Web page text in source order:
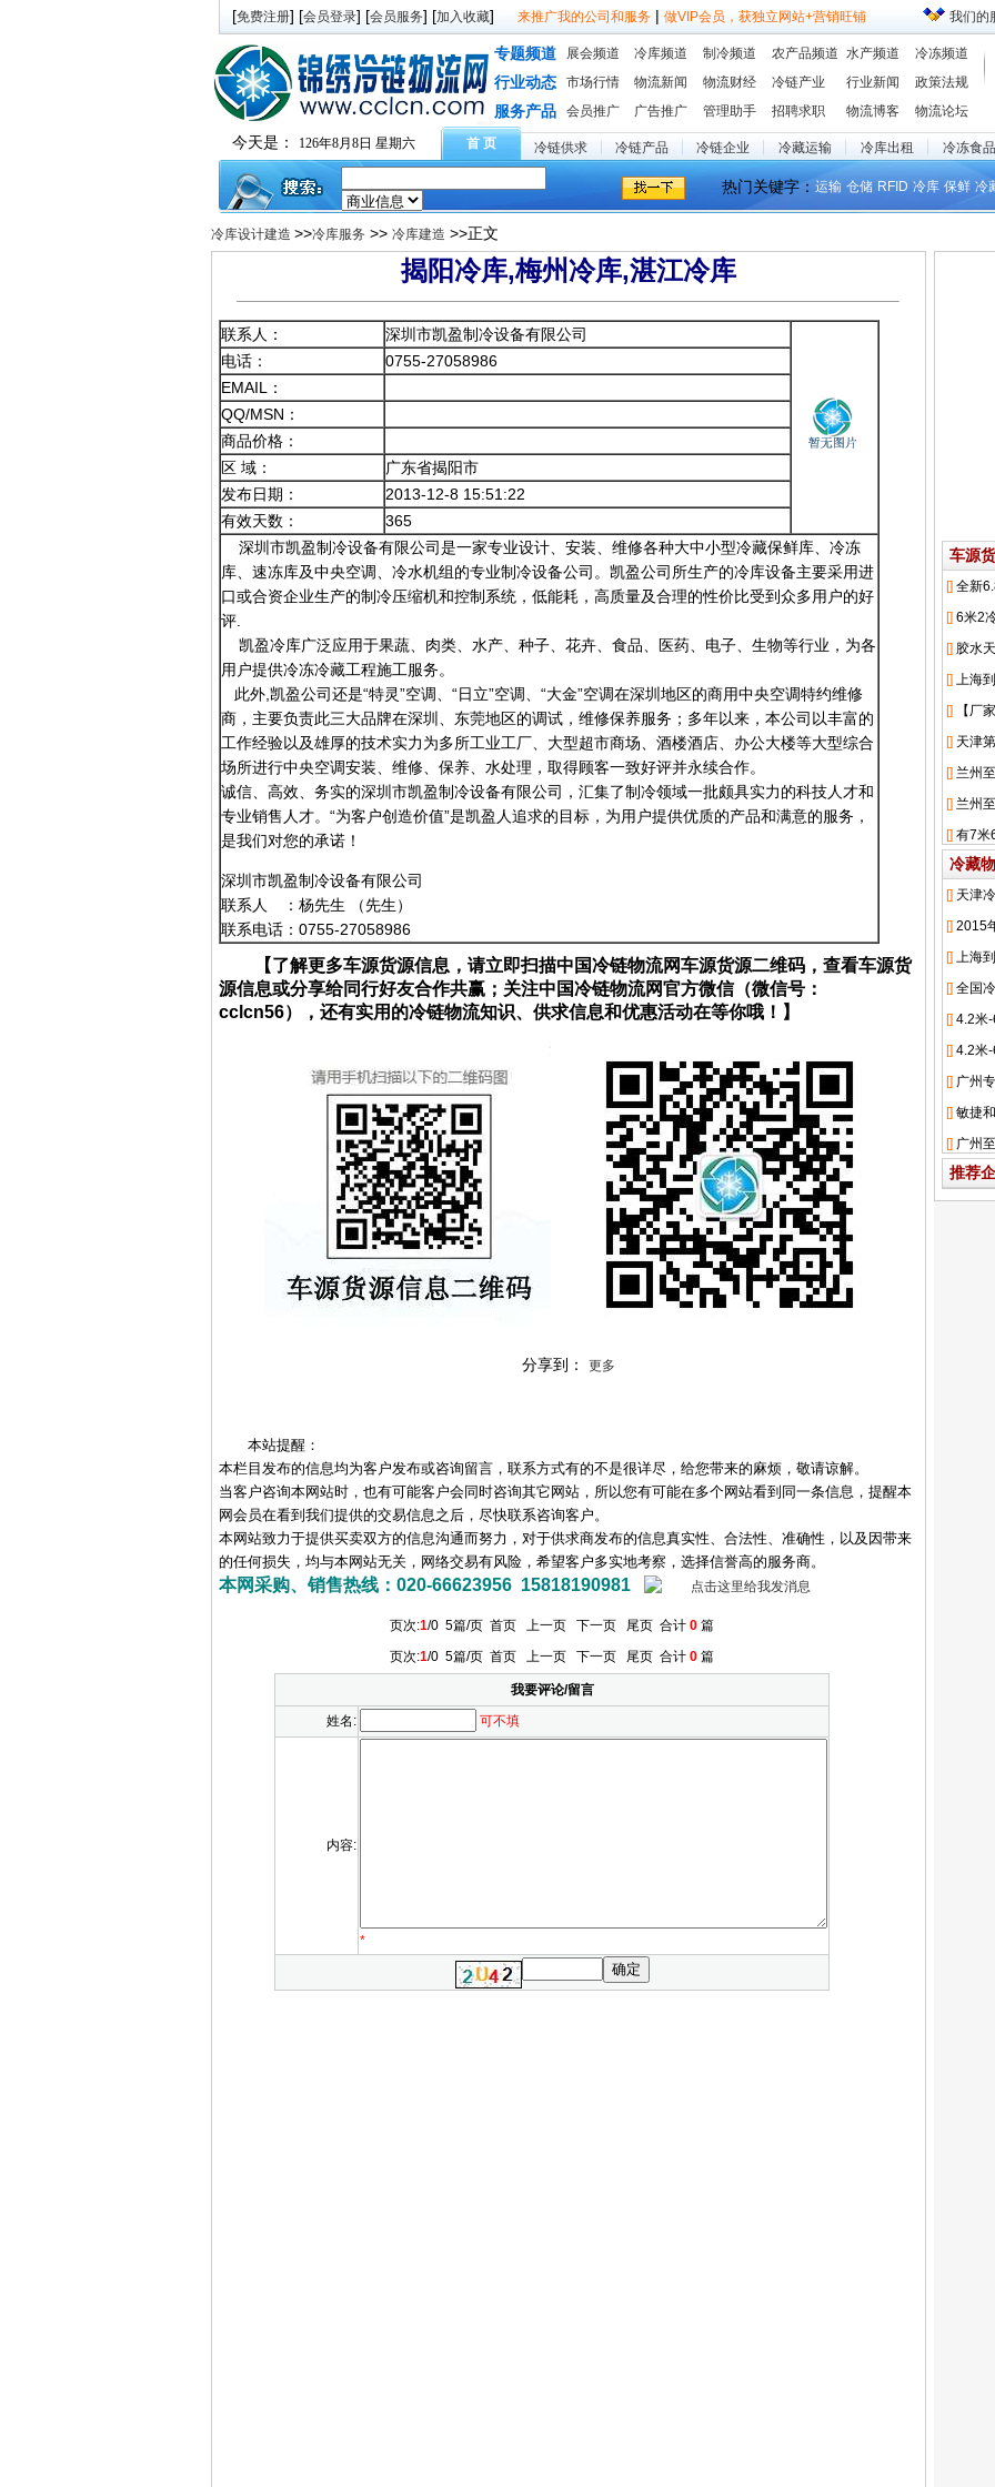
[免费注册] [会员登录] [会员服务] [加入收藏] 来推广我的公司和服务 | 做VIP会员，获独立网站+营销旺铺 我们的
专题频道 展会频道 冷库频道 制冷频道 农产品频道 水产频道 冷冻频道
行业动态 市场行情 物流新闻 物流财经 冷链产业 行业新闻 政策法规
服务产品 会员推广 广告推广 管理助手 招聘求职 物流博客 物流论坛
今天是： 126年8月8日 星期六 首 页 冷链供求 冷链产品 冷链企业 冷藏运输 冷库出租 冷冻食品
热门关键字： 运输 仓储 RFID 冷库 保鲜 冷
冷库设计建造 >>冷库服务 >> 冷库建造 >>正文
揭阳冷库,梅州冷库,湛江冷库
联系人：
深圳市凯盈制冷设备有限公司
电话：
0755-27058986
EMAIL：
QQ/MSN：
商品价格：
区 域：
广东省揭阳市
发布日期：
2013-12-8 15:51:22
有效天数：
365
深圳市凯盈制冷设备有限公司是一家专业设计、安装、维修各种大中小型冷藏保鲜库、冷冻
库、速冻库及中央空调、冷水机组的专业制冷设备公司。凯盈公司所生产的冷库设备主要采用进
口或合资企业生产的制冷压缩机和控制系统，低能耗，高质量及合理的性价比受到众多用户的好
评.
凯盈冷库广泛应用于果蔬、肉类、水产、种子、花卉、食品、医药、电子、生物等行业，为各
用户提供冷冻冷藏工程施工服务。
此外,凯盈公司还是“特灵”空调、“日立”空调、“大金”空调在深圳地区的商用中央空调特约维修
商，主要负责此三大品牌在深圳、东莞地区的调试，维修保养服务；多年以来，本公司以丰富的
工作经验以及雄厚的技术实力为多所工业工厂、大型超市商场、酒楼酒店、办公大楼等大型综合
场所进行中央空调安装、维修、保养、水处理，取得顾客一致好评并永续合作。
诚信、高效、务实的深圳市凯盈制冷设备有限公司，汇集了制冷领域一批颇具实力的科技人才和
专业销售人才。“为客户创造价值”是凯盈人追求的目标，为用户提供优质的产品和满意的服务，
是我们对您的承诺！
深圳市凯盈制冷设备有限公司
联系人 ：杨先生 （先生）
联系电话：0755-27058986
【了解更多车源货源信息，请立即扫描中国冷链物流网车源货源二维码，查看车源货
源信息或分享给同行好友合作共赢；关注中国冷链物流网官方微信（微信号：
cclcn56），还有实用的冷链物流知识、供求信息和优惠活动在等你哦！】
分享到： 更多
本站提醒：
本栏目发布的信息均为客户发布或咨询留言，联系方式有的不是很详尽，给您带来的麻烦，敬请谅解。
当客户咨询本网站时，也有可能客户会同时咨询其它网站，所以您有可能在多个网站看到同一条信息，提醒本
网会员在看到我们提供的交易信息之后，尽快联系咨询客户。
本网站致力于提供买卖双方的信息沟通而努力，对于供求商发布的信息真实性、合法性、准确性，以及因带来
的任何损失，均与本网站无关，网络交易有风险，希望客户多实地考察，选择信誉高的服务商。
本网采购、销售热线：020-66623956 15818190981
车源
冷藏
推荐